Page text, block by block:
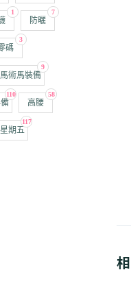
1 7
防曬
3
碼
9
馬術馬裝備
110 58
高腰
117
期五